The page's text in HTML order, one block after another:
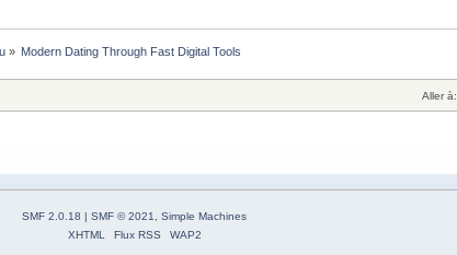
» Modern Dating Through Fast Digital Tools
Aller à:
SMF 2.0.18 | SMF © 2021
Simple Machines
XHTML
Flux RSS WAP2